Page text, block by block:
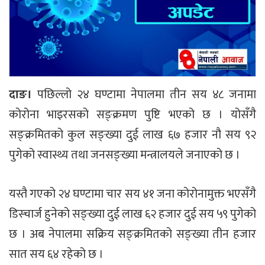
दाङ। पछिल्लो २४ घण्टामा नेपालमा तीन सय ४८ जनामा
कोरोना भाइरसको सङ्क्रमण पुष्टि भएको छ । योसँगै
सङ्क्रमितको कुल सङ्ख्या दुई लाख ६७ हजार नौ सय ९२
पुगेको स्वास्थ्य तथा जनसङ्ख्या मन्त्रालयले जनाएको छ ।
यस्तै गएको २४ घण्टामा चार सय ४१ जना कोरोनामुक्त भएसँगै
डिस्चार्ज हुनेको सङ्ख्या दुई लाख ६२ हजार दुई सय ५९ पुगेको
छ । अब नेपालमा सक्रिय सङ्क्रमितको सङ्ख्या तीन हजार
सात सय ६४ रहेको छ ।